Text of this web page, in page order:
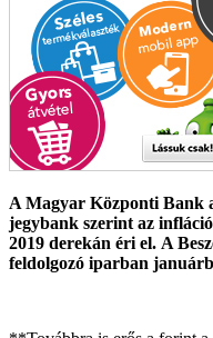
A Magyar Központi Bank
jegybank szerint az
2019 derekán éri el. A
feldolgozó iparban